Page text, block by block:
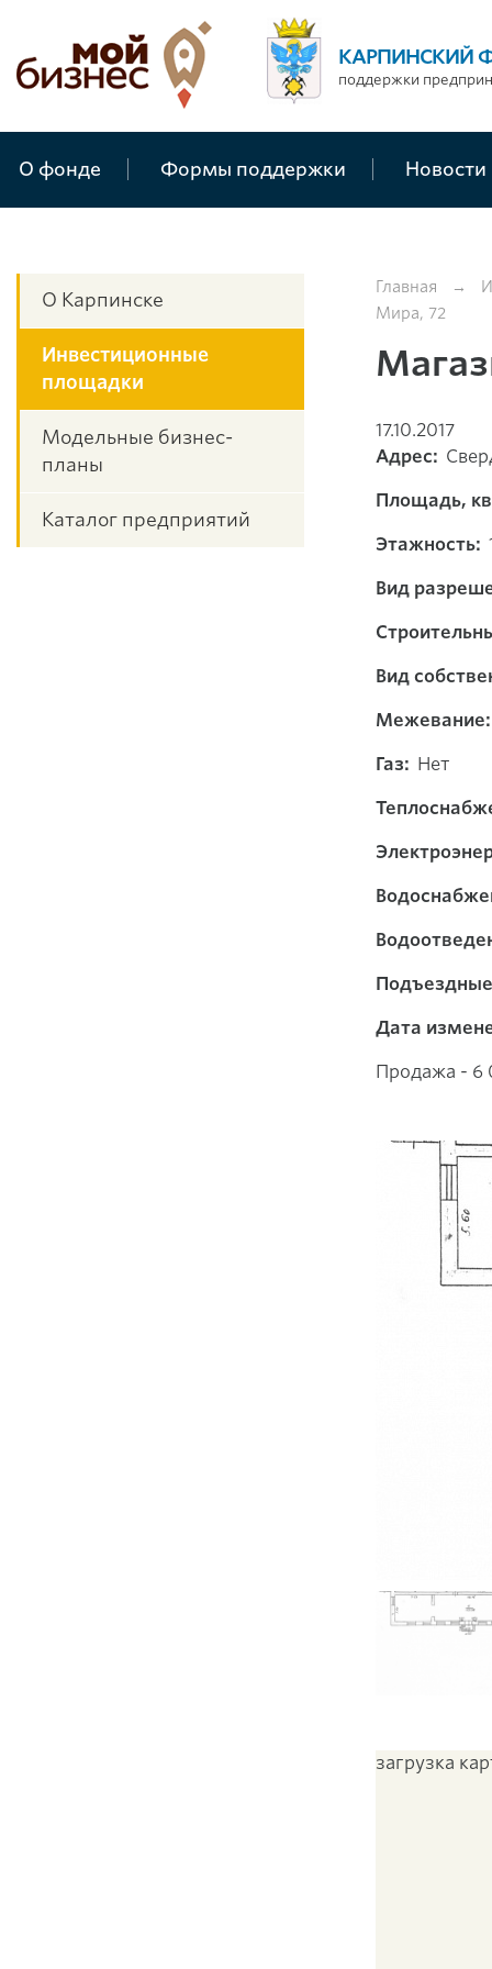
КАРПИНСКИЙ
поддержки
О фонде Формы поддержки Новости
О Карпинске
Инвестиционные
площадки
Модельные бизнес-
планы
Каталог предприятий
Главная →
Мира, 72
17.10.2017
Адрес:
Площадь,
Этажность:
Вид
Вид
Межевание:
Газ: Нет
Дата
Продажа - 6
загрузка